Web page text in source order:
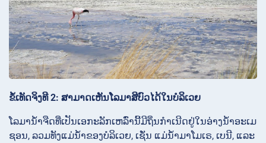
ຂໍ້ເທັດຈິງທີ 2: ສາມາດເຫັນໂລມາສີບົວໄດ້ໃນບໍລິເວຍ
ໂລມານ້ຳຈືດທີ່ເປັນເອກະລັກເຫລົ່ານີ້ມີຖິ່ນກຳເນີດຢູ່ໃນອ່າງນ້ຳອະເມ
ຊອນ, ລວມທັງແມ່ນ້ຳຂອງບໍລິເວຍ, ເຊັ່ນ ແມ່ນ້ຳມາໂມເຣ, ເບນີ, ແລະ